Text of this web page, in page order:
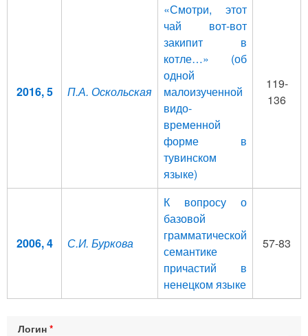
2016, 5 П.А. Оскольская
«Смотри, этот
чай вот-вот
закипит в
котле…» (об
одной
малоизученной
видо-
временной
форме в
тувинском
языке)
119-
136
2006, 4 С.И. Буркова
К вопросу о
базовой
грамматической
семантике
причастий в
ненецком языке
57-83
Логин